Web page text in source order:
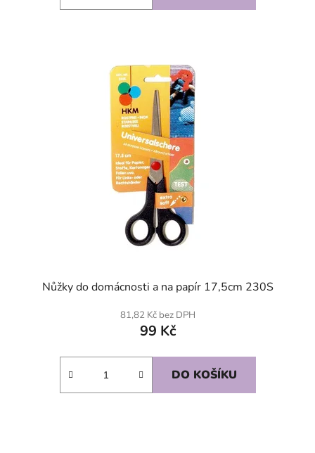
Nůžky do domácnosti a na papír 17,5cm 230S
81,82 Kč bez DPH
99 Kč
DO KOŠÍKU